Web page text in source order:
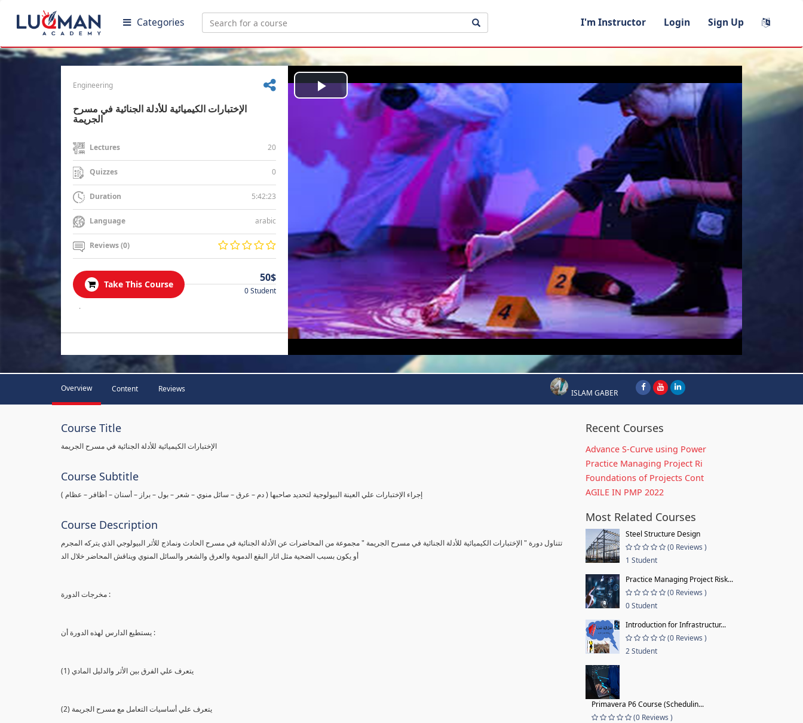
Categories I'm Instructor Login Sign Up
Engineering
الإختبارات الكيميائية للأدلة الجنائية في مسرح
الجريمة
Lectures 20
Quizzes 0
Duration 5:42:23
Language arabic
Reviews (0)
Take This Course
50$
0 Student
.
Play
Video
Overview Content Reviews ISLAM GABER
Course Title
الإختبارات الكيميائية للأدلة الجنائية في مسرح الجريمة
Course Subtitle
( إجراء الإختبارات علي العينة البيولوجية لتحديد صاحبها ( دم – عرق – سائل منوي – شعر – بول – براز – أسنان – أظافر – عظام
Course Description
تتناول دورة " الإختبارات الكيميائية للأدلة الجنائية في مسرح الجريمة " مجموعة من المحاضرات عن الأدلة الجنائية في مسرح الحادث ونماذج للأثر البيولوجي الذي يتركه المجرم
أو يكون بسبب الضحية مثل اثار البقع الدموية والعرق والشعر والسائل المنوي ويناقش المحاضر خلال الد
مخرجات الدورة :
يستطيع الدارس لهذه الدورة أن :
(1) يتعرف علي الفرق بين الأثر والدليل المادي
(2) يتعرف علي أساسيات التعامل مع مسرح الجريمة
Recent Courses
Advance S-Curve using Power
Practice Managing Project Ri
Foundations of Projects Cont
AGILE IN PMP 2022
Most Related Courses
Steel Structure Design
(0 Reviews )
1 Student
Practice Managing Project Risk...
(0 Reviews )
0 Student
Introduction for Infrastructur...
(0 Reviews )
2 Student
Primavera P6 Course (Schedulin...
(0 Reviews )